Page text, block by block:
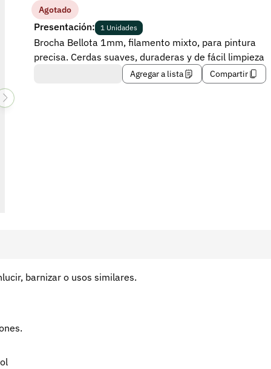
Agotado
Presentación: 1 Unidades
Brocha Bellota 1mm, filamento mixto, para pintura
precisa. Cerdas suaves, duraderas y de fácil limpieza
Agregar a lista Compartir
barnizar o usos similares.